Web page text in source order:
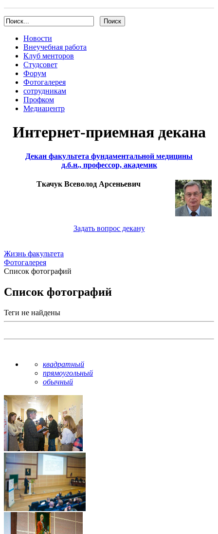
Новости
Внеучебная работа
Клуб менторов
Студсовет
Форум
Фотогалерея
сотрудникам
Профком
Медиацентр
Интернет-приемная декана
Декан факультета фундаментальной медицины
д.б.н., профессор, академик
Ткачук Всеволод Арсеньевич
Задать вопрос декану
Жизнь факультета
Фотогалерея
Список фотографий
Список фотографий
Теги не найдены
квадратный
прямоугольный
обычный